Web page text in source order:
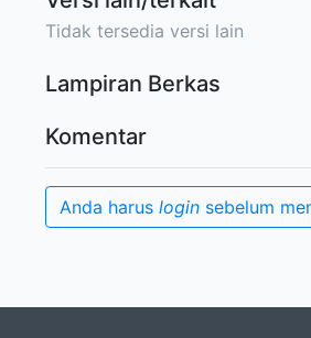
Tidak tersedia versi lain
Lampiran Berkas
Komentar
Anda harus login sebelum